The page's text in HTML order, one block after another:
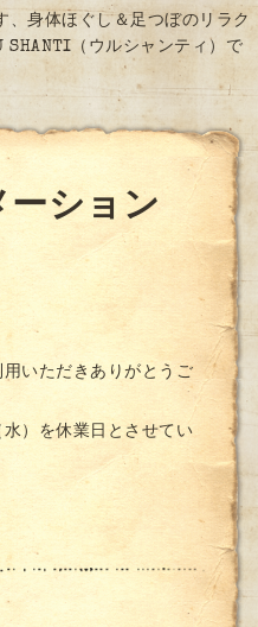
身体ほぐし＆足つぼのリラク
SHANTI（ウルシャンティ）で
ーション
いただきありがとうご
）を休業日とさせてい